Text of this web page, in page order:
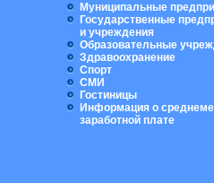
Муниципальные
Государственные
и учреждения
Образовательные
Здравоохранение
Спорт
СМИ
Гостиницы
Информация о
заработной плате